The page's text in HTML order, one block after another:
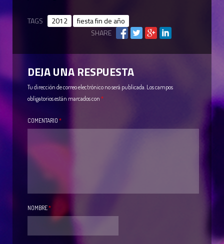
TAGS 2012
fiesta fin de año
SHARE
DEJA UNA RESPUESTA
Tu dirección de correo electrónico no será publicada. Los campos
obligatorios están marcados con *
COMENTARIO *
NOMBRE*